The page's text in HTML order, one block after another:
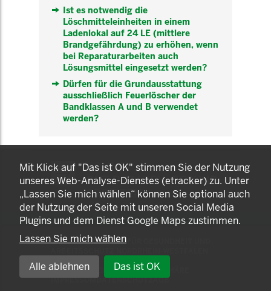
Ist es notwendig die
Löschmitteleinheiten in einem
Ladenlokal auf 24 LE (mittlere
Brandgefährdung) zu erhöhen, wenn
bei Reparaturarbeiten auch
Lösungsmittel eingesetzt werden?
Dürfen für die Grundausstattung
ausschließlich Feuerlöscher der
Bandklassen A und B verwendet
werden?
KOMNET
GUT BERATEN. GESUND
ARBEITEN.
© 2025 LANDESAMT FÜR GESUNDHEIT UND
EINSTELLUNGEN ZUR PRIVATSPHÄRE
IMPRESSUMDATENSCHUTZAGB
Mit Klick auf "Das ist OK" stimmen Sie der Nutzung
unseres Web-Analyse-Dienstes (etracker) zu. Unter
„Lassen Sie mich wählen“ können Sie optional auch
der Nutzung der Seite mit unseren Social Media
Plugins und dem Dienst Google Maps zustimmen.
Lassen Sie mich wählen
Alle ablehnen Das ist OK